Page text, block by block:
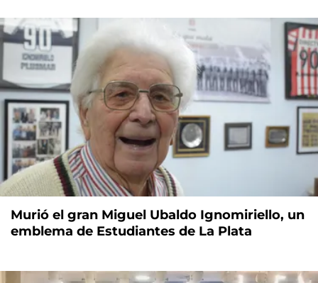
Murió el gran Miguel Ubaldo Ignomiriello, un
emblema de Estudiantes de La Plata